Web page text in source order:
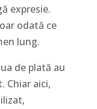
expresie.
odată ce
lung.
de plată au
Chiar aici,